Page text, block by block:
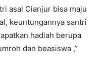
asal Cianjur bisa maju
keuntungannya santri
hadiah berupa
dan beasiswa ,”